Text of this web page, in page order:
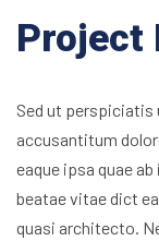
Project
Sed ut
accusantitum
eaque ipsa quae
beatae vitae dict
quasi architecto.